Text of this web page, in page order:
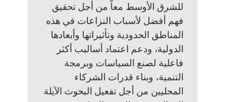
للشرق الأوسط معاً من أجل تحقيق
فهم أفضل لأسباب النزاعات في هذه
المناطق الحدودية وتأثيراتها وأبعادها
الدولية، ودعم اعتماد أساليب أكثر
فاعلية لصنع السياسات وبرمجة
التنمية، وبناء قدرات الشركاء
المحليين من أجل تفعيل البحوث الآيلة